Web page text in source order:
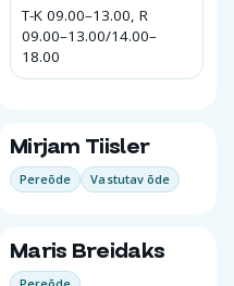
T-K 09.00–13.00, R
09.00–13.00/14.00–
18.00
Mirjam Tiisler
Pereõde Vastutav õde
Maris Breidaks